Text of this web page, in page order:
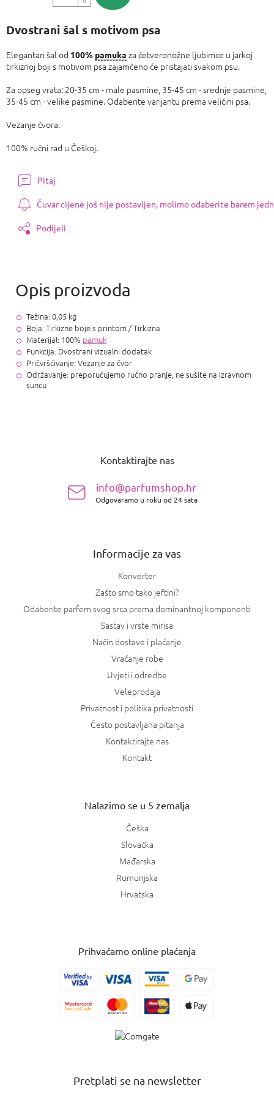
Dvostrani šal s motivom psa
Elegantan šal od 100% pamuka za četveronožne ljubimce u jarkoj
tirkiznoj boji s motivom psa zajamčeno će pristajati svakom psu.
Za opseg vrata: 20-35 cm - male pasmine, 35-45 cm - srednje pasmine,
35-45 cm - velike pasmine. Odaberite varijantu prema veličini psa.
Vezanje čvora.
100% ručni rad u Češkoj.
Pitaj
Čuvar cijene još nije postavljen, molimo odaberite barem
Podijeli
Težina: 0,05 kg
Boja: Tirkizne boje s printom / Tirkizna
Materijal: 100% pamuk
Funkcija: Dvostrani vizualni dodatak
Pričvršćivanje: Vezanje za čvor
Održavanje: preporučujemo ručno pranje, ne sušite na izravnom
suncu
Kontaktirajte nas
info@parfumshop.hr
Odgovaramo u roku od 24 sata
Informacije za vas
Konverter
Zašto smo tako jeftini?
Odaberite parfem svog srca prema dominantnoj komponenti
Sastav i vrste mirisa
Način dostave i plaćanje
Vraćanje robe
Uvjeti i odredbe
Veleprodaja
Privatnost i politika privatnosti
Često postavljana pitanja
Kontaktirajte nas
Kontakt
Nalazimo se u 5 zemalja
Češka
Slovačka
Mađarska
Rumunjska
Hrvatska
Prihvaćamo online plaćanja
Pretplati se na newsletter